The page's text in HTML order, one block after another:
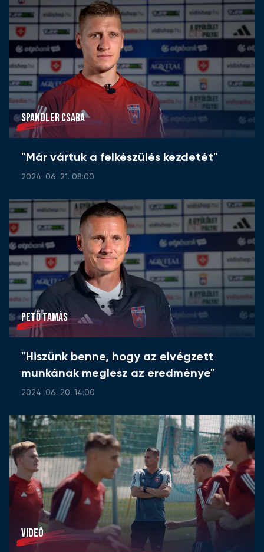
SPANDLER CSABA
"Már vártuk a felkészülés kezdetét"
2024. 06. 21. 08:00
PETŐ TAMÁS
"Hiszünk benne, hogy az elvégzett
munkának meglesz az eredménye"
2024. 06. 20. 14:00
VIDEÓ